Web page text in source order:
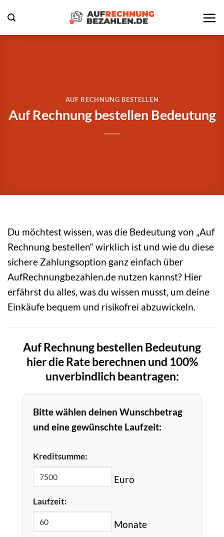
Inhalt
springen
AUF RECHNUNG BESTELLEN
Auf Rechnung bestellen Bedeutung
Du möchtest wissen, was die Bedeutung von „Auf
Rechnung bestellen“ wirklich ist und wie du diese
sichere Zahlungsoption ganz einfach über
AufRechnungbezahlen.de nutzen kannst? Hier
erfährst du alles, was du wissen musst, um deine
Einkäufe bequem und risikofrei abzuwickeln.
Auf Rechnung bestellen Bedeutung
hier die Rate berechnen und 100%
unverbindlich beantragen:
Bitte wählen deinen Wunschbetrag
und eine gewünschte Laufzeit:
Kreditsumme:
Euro
Laufzeit:
Monate